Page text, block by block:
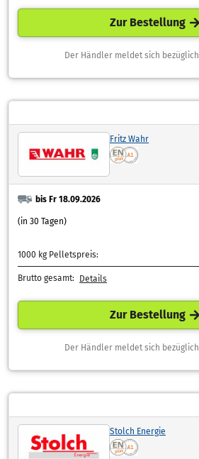
Zur Bestellung
Der Händler meldet sich
Fritz Wahr
bis Fr 18.09.2026
(in 30 Tagen)
1000 kg Pelletspreis:
Brutto gesamt: Details
Zur Bestellung
Der Händler meldet sich
Stolch Energie